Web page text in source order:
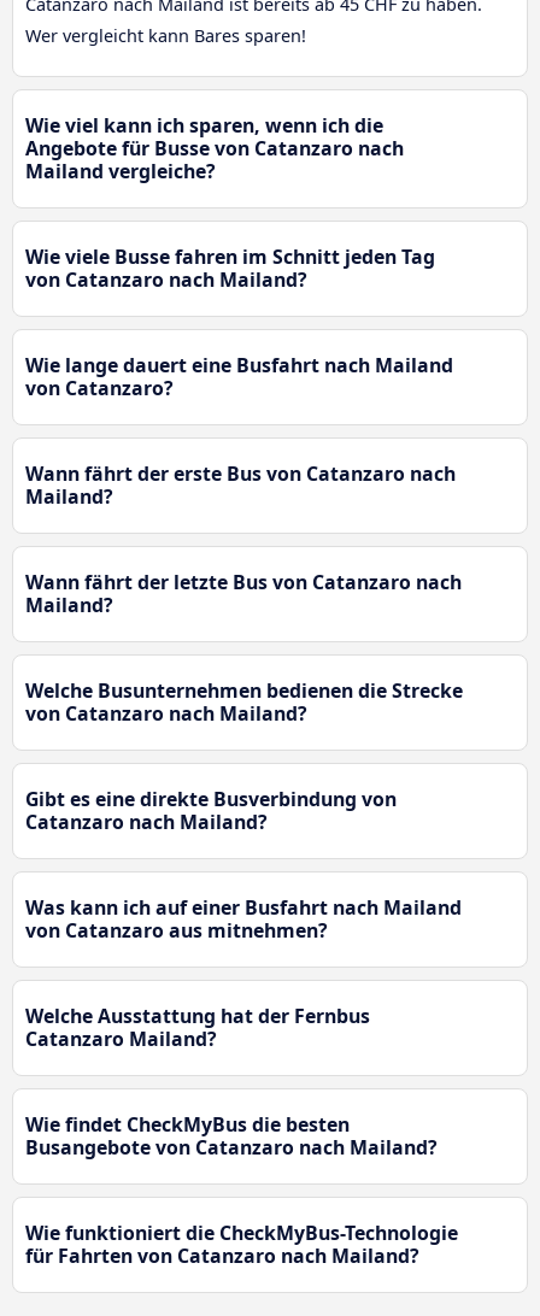
Wer vergleicht kann Bares sparen!
Wie viel kann ich sparen, wenn ich die
Angebote für Busse von Catanzaro nach
Mailand vergleiche?
Wie viele Busse fahren im Schnitt jeden Tag
von Catanzaro nach Mailand?
Wie lange dauert eine Busfahrt nach Mailand
von Catanzaro?
Wann fährt der erste Bus von Catanzaro nach
Mailand?
Wann fährt der letzte Bus von Catanzaro nach
Mailand?
Welche Busunternehmen bedienen die Strecke
von Catanzaro nach Mailand?
Gibt es eine direkte Busverbindung von
Catanzaro nach Mailand?
Was kann ich auf einer Busfahrt nach Mailand
von Catanzaro aus mitnehmen?
Welche Ausstattung hat der Fernbus
Catanzaro Mailand?
Wie findet CheckMyBus die besten
Busangebote von Catanzaro nach Mailand?
Wie funktioniert die CheckMyBus-Technologie
für Fahrten von Catanzaro nach Mailand?